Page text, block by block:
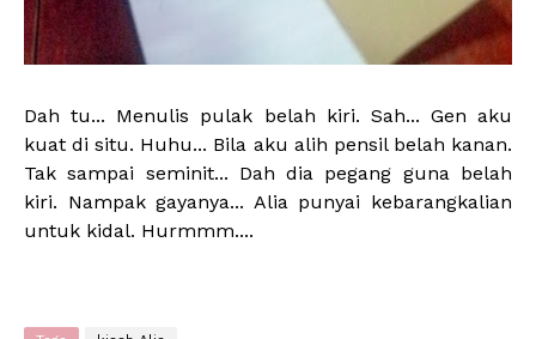
Dah tu... Menulis pulak belah kiri. Sah... Gen aku
kuat di situ. Huhu... Bila aku alih pensil belah kanan.
Tak sampai seminit... Dah dia pegang guna belah
kiri. Nampak gayanya... Alia punyai kebarangkalian
untuk kidal. Hurmmm....